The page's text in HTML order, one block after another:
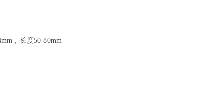
，长度50-80mm